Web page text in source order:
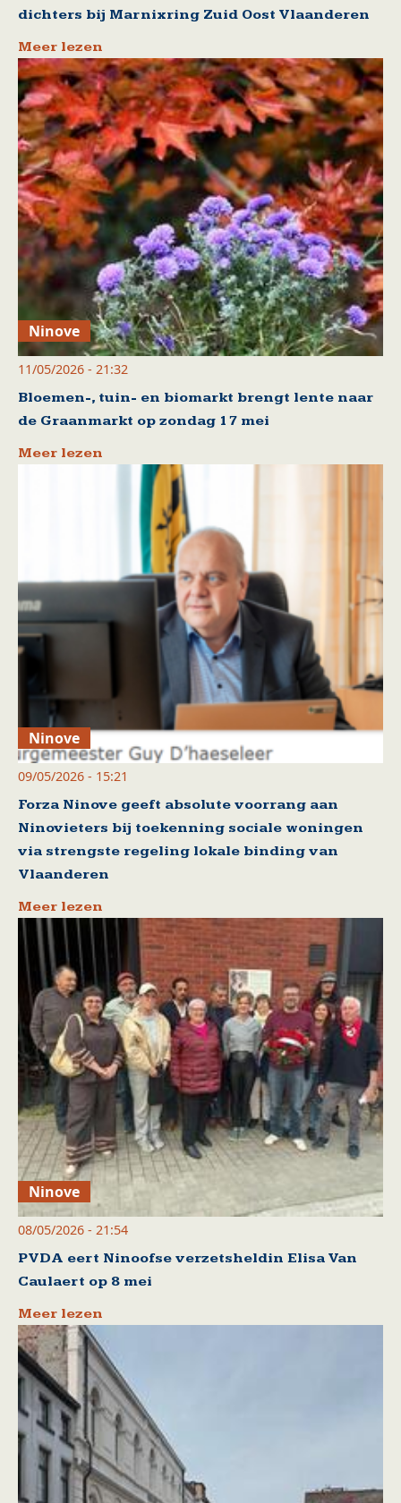
dichters bij Marnixring Zuid Oost Vlaanderen
Meer lezen
Ninove
11/05/2026 - 21:32
Bloemen-, tuin- en biomarkt brengt lente naar
de Graanmarkt op zondag 17 mei
Meer lezen
Ninove
09/05/2026 - 15:21
Forza Ninove geeft absolute voorrang aan
Ninovieters bij toekenning sociale woningen
via strengste regeling lokale binding van
Vlaanderen
Meer lezen
Ninove
08/05/2026 - 21:54
PVDA eert Ninoofse verzetsheldin Elisa Van
Caulaert op 8 mei
Meer lezen